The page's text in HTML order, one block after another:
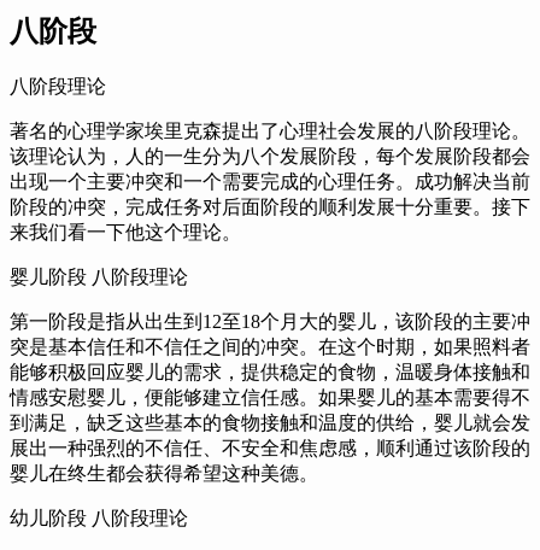
八阶段
八阶段理论
著名的心理学家埃里克森提出了心理社会发展的八阶段理论。
该理论认为， 人的一生分为八个发展阶段， 每个发展阶段都会
出现一个主要冲突和一个需要完成的心理任务。
成功解决当前
阶段的冲突， 完成任务对后面阶段的顺利发展十分重要。 接下
来我们看一下他这个理论。
婴儿阶段 八阶段理论
第一阶段是指从出生到12至18个月大的婴儿， 该阶段的主要冲
突是基本信任和不信任之间的冲突。 在这个时期， 如果照料者
能够积极回应婴儿的需求， 提供稳定的食物， 温暖身体接触和
情感安慰婴儿， 便能够建立信任感。 如果婴儿的基本需要得不
到满足， 缺乏这些基本的食物接触和温度的供给， 婴儿就会发
展出一种强烈的不信任、不安全和焦虑感， 顺利通过该阶段的
婴儿在终生都会获得希望这种美德。
幼儿阶段 八阶段理论